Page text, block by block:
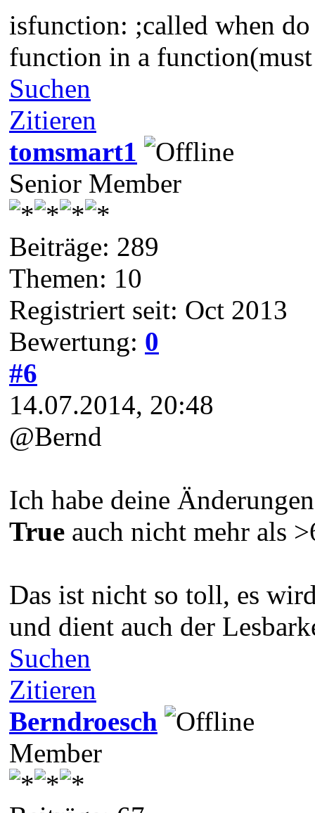
isfunction: ;called when
function in a
Suchen
Zitieren
tomsmart1
Senior Member
Beiträge: 289
Themen: 10
Registriert seit: Oct 2013
Bewertung: 0
#6
14.07.2014, 20:48
@Bernd
Ich habe deine
True auch nicht mehr als
Das ist nicht so toll, es
und dient auch der
Suchen
Zitieren
Berndroesch
Member